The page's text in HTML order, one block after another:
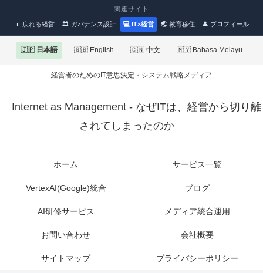
関連サイト
📊 戻れる経営 🏛 ガバナンス設計 💻 IT×経営 🌏 教育移住 👤 プロフィール
🇯🇵 日本語 🇬🇧 English 🇨🇳 中文 🇲🇾 Bahasa Melayu
経営者のためのIT意思決定・システム戦略メディア
Internet as Management - なぜITは、経営から切り離
されてしまったのか
ホーム サービス一覧
VertexAI(Google)統合 ブログ
AI研修サービス メディア統合運用
お問い合わせ 会社概要
サイトマップ プライバシーポリシー